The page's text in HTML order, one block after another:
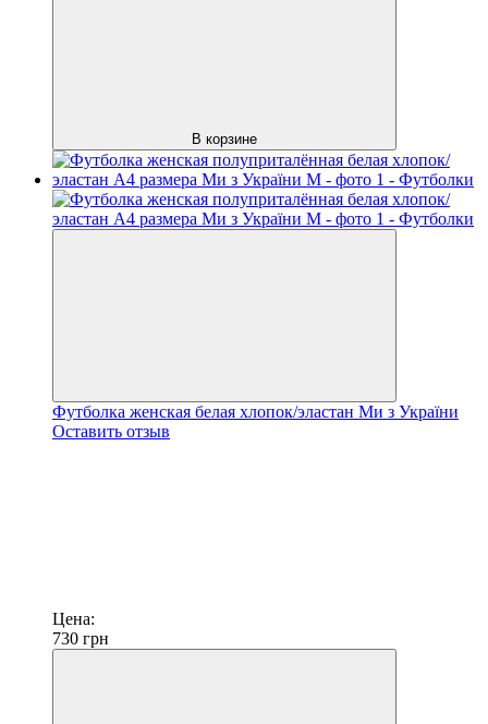
В корзине
Футболка женская белая хлопок/эластан Ми з України
Оставить отзыв
Цена:
730 грн